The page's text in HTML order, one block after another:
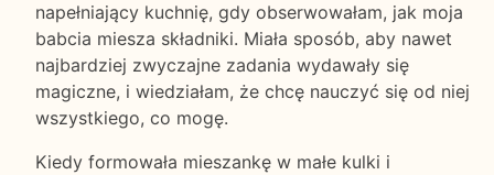
napełniający kuchnię, gdy obserwowałam, jak moja
babcia miesza składniki. Miała sposób, aby nawet
najbardziej zwyczajne zadania wydawały się
magiczne, i wiedziałam, że chcę nauczyć się od niej
wszystkiego, co mogę.
Kiedy formowała mieszankę w małe kulki i